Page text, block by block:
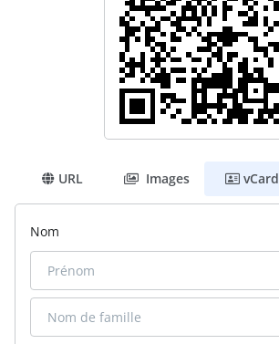
URL Images vCard
Nom